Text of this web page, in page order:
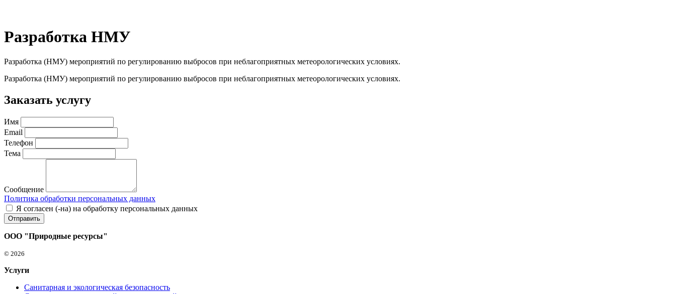
Разработка НМУ
Разработка (НМУ) мероприятий по регулированию выбросов при неблагоприятных метеорологических условиях.
Разработка (НМУ) мероприятий по регулированию выбросов при неблагоприятных метеорологических условиях.
Заказать услугу
Имя
Email
Телефон
Тема
Сообщение
Политика обработки персональных данных
Я согласен (-на) на обработку персональных данных
ООО "Природные ресурсы"
© 2026
Услуги
Санитарная и экологическая безопасность